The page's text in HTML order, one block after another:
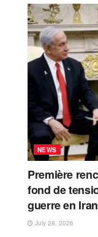
NEWS
Première
fond de
guerre en Iran
July 28, 2026